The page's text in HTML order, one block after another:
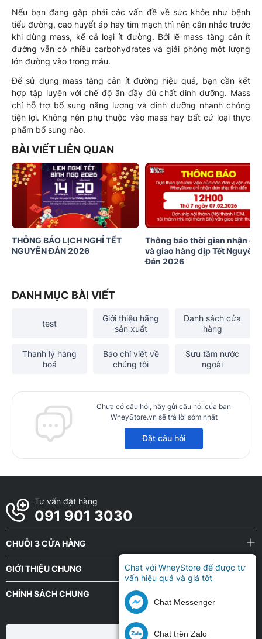
Nếu bạn đang gặp phải các vấn đề về sức khỏe như bệnh
tiểu đường, cao huyết áp hay tim mạch thì nên cân nhắc trước
khi dùng mass, kể cả loại ít đường. Bởi lẽ mass tăng cân ít
đường vẫn có nhiều carbohydrates và giải phóng một lượng
lớn đường vào trong máu.
Để sử dụng mass tăng cân ít đường hiệu quả, bạn cần kết
hợp tập luyện với chế độ ăn đầy đủ chất dinh dưỡng. Mass
chỉ hỗ trợ bổ sung năng lượng và dinh dưỡng nhanh chóng
tiện lợi. Không nên phụ thuộc vào mass hay bất cứ loại thực
phẩm bổ sung nào.
BÀI VIẾT LIÊN QUAN
THÔNG BÁO LỊCH NGHỈ TẾT
NGUYÊN ĐÁN 2026
Thông báo thời gian nhận
và giao hàng dịp Tết Nguyên
Đán 2026
DANH MỤC BÀI VIẾT
test
Giới thiệu hãng
sản xuất
Danh sách cửa
hàng
Thanh lý hàng
hoá
Báo chí viết về
chúng tôi
Sưu tầm nước
ngoài
Chưa có câu hỏi, hãy gửi câu hỏi của bạn
WheyStore.vn sẽ trả lời sớm nhất
Đặt câu hỏi
Tư vấn đặt hàng
091 901 3030
CHUỖI 3 CỬA HÀNG
GIỚI THIỆU CHUNG
CHÍNH SÁCH CHUNG
Chat với WheyStore để được tư
vấn hiệu quả và giá tốt
Chat Messenger
Chat trên Zalo